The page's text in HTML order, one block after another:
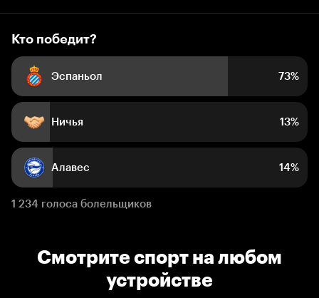
Кто победит?
Эспаньол 73%
Ничья 13%
Алавес 14%
1 234 голоса болельщиков
Смотрите спорт на любом
устройстве